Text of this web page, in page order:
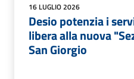
16 LUGLIO 2026
Desio potenzia i
libera alla nuova
San Giorgio